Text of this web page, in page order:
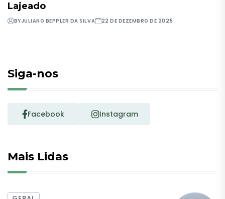
Lajeado
BYJULIANO BEPPLER DA SILVA 22 DE DEZEMBRO DE 2025
Siga-nos
Facebook Instagram
Mais Lidas